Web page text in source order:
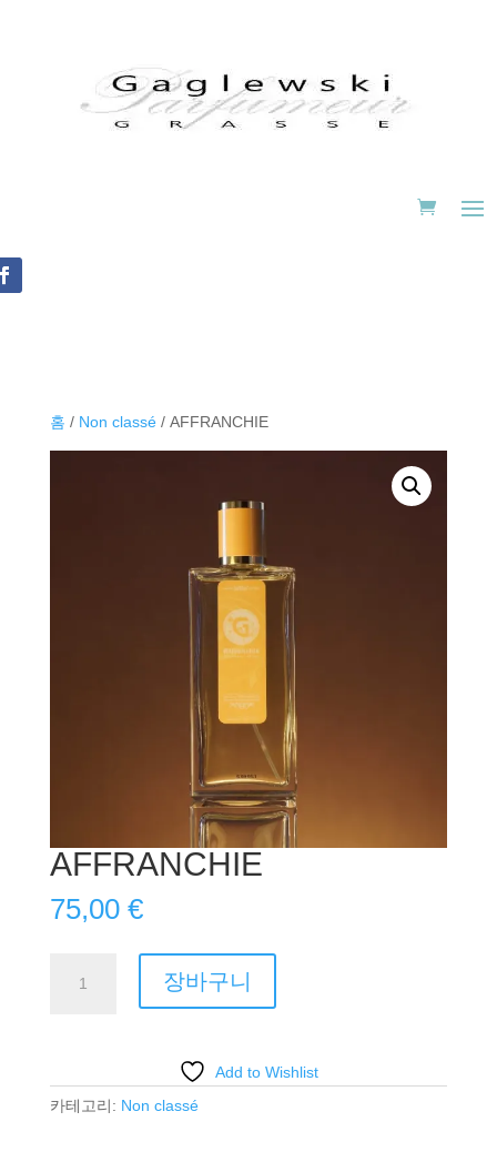
홈 / Non classé/ AFFRANCHIE
AFFRANCHIE
75,00 €
장바구니
Add to Wishlist
카테고리: Non classé